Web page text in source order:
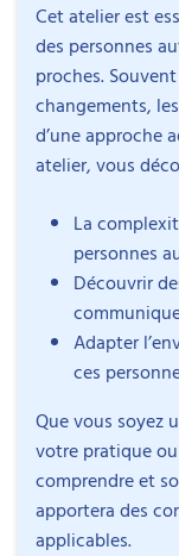
Cet atelier est
des personnes
proches.
changements,
d’une approche
atelier, vous
La
personnes
Découvrir
Adapter
ces
Que vous soyez
votre pratique
comprendre et
apportera des
applicables.